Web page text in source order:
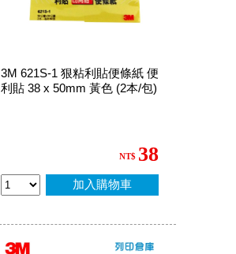
3M 621S-1 狠粘利貼便條紙 便
利貼 38 x 50mm 黃色 (2本/包)
NT$ 38
加入購物車